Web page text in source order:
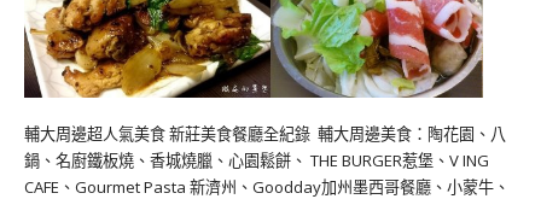
輔大周邊超人氣美食 新莊美食餐廳全紀錄 輔大周邊美食：陶花園、八
鍋、名廚鐵板燒、香城燒臘、心園鬆餅、 THE BURGER惹堡、V ING
CAFE、Gourmet Pasta 新濟州、Goodday加州墨西哥餐廳、小蒙牛、